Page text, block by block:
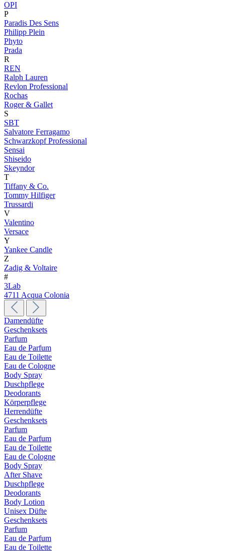
OPI
P
Paradis Des Sens
Philipp Plein
Phyto
Prada
R
REN
Ralph Lauren
Revlon Professional
Rochas
Roger & Gallet
S
SBT
Salvatore Ferragamo
Schwarzkopf Professional
Sensai
Shiseido
Skeyndor
T
Tiffany & Co.
Tommy Hilfiger
Trussardi
V
Valentino
Versace
Y
Yankee Candle
Z
Zadig & Voltaire
#
3Lab
4711 Acqua Colonia
Damendüfte
Geschenksets
Parfum
Eau de Parfum
Eau de Toilette
Eau de Cologne
Body Spray
Duschpflege
Deodorants
Körperpflege
Herrendüfte
Geschenksets
Parfum
Eau de Parfum
Eau de Toilette
Eau de Cologne
Body Spray
After Shave
Duschpflege
Deodorants
Body Lotion
Unisex Düfte
Geschenksets
Parfum
Eau de Parfum
Eau de Toilette